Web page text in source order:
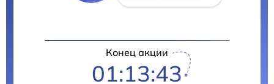
Конец акции
01:13:42